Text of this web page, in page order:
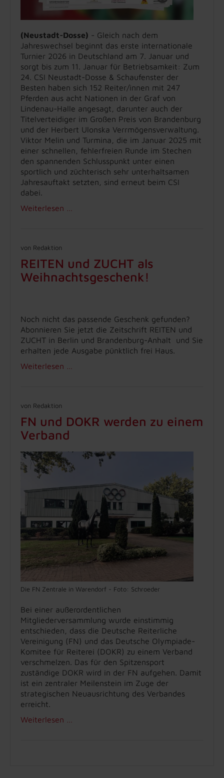
(Neustadt-Dosse) - Gleich nach dem
Jahreswechsel beginnt das erste internationale
Turnier 2026 in Deutschland am 7. Januar und
sorgt bis zum 11. Januar für Betriebsamkeit: Zum
24. CSI Neustadt-Dosse & Schaufenster der
Besten haben sich 152 Reiter/innen mit 247
Pferden aus acht Nationen in der Graf von
Lindenau-Halle angesagt, darunter auch der
Titelverteidiger im Großen Preis von Brandenburg
und der Herbert Ulonska Verrmögensverwaltung.
Viktor Melin und Turmina, die im Januar 2025 mit
einer schnellen, fehlerfreien Runde im Stechen
den spannenden Schlusspunkt unter einen
sportlich und züchterisch sehr unterhaltsamen
Jahresauftakt setzten, sind erneut beim CSI
dabei.
Weiterlesen …
von Redaktion
REITEN und ZUCHT als
Weihnachtsgeschenk!
Noch nicht das passende Geschenk gefunden?
Abonnieren Sie jetzt die Zeitschrift REITEN und
ZUCHT in Berlin und Brandenburg-Anhalt und Sie
erhalten jede Ausgabe pünktlich frei Haus.
Weiterlesen …
von Redaktion
FN und DOKR werden zu einem
Verband
Die FN Zentrale in Warendorf - Foto: Schroeder
Bei einer außerordentlichen
Mitgliederversammlung wurde einstimmig
entschieden, dass die Deutsche Reiterliche
Vereinigung (FN) und das Deutsche Olympiade-
Komitee für Reiterei (DOKR) zu einem Verband
verschmelzen. Das für den Spitzensport
zuständige DOKR wird in der FN aufgehen. Damit
ist ein zentraler Meilenstein im Zuge der
strategischen Neuausrichtung des Verbandes
erreicht.
Weiterlesen …